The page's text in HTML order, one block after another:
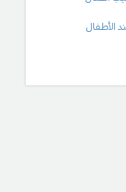
الأطفال